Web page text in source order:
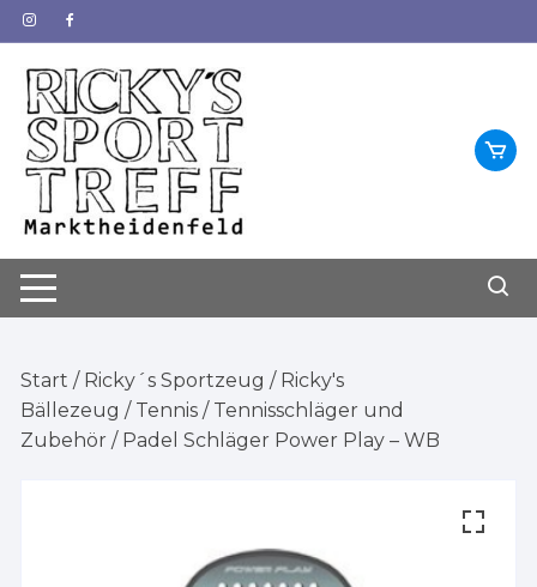
Zum
Inhalt
springen
Start / Ricky´s Sportzeug / Ricky's
Bällezeug / Tennis / Tennisschläger und
Zubehör / Padel Schläger Power Play – WB